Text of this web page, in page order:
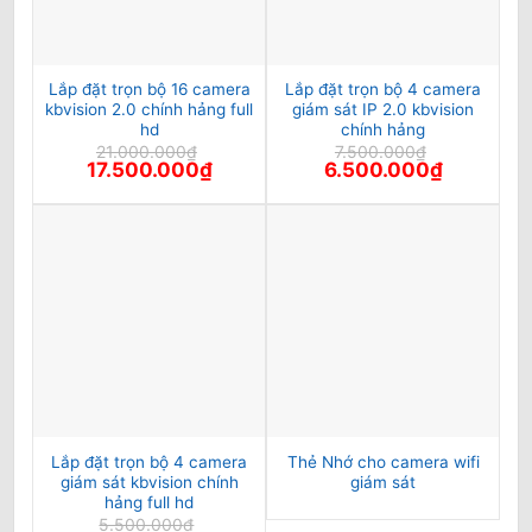
Lắp đặt trọn bộ 16 camera
kbvision 2.0 chính hảng full
hd
21.000.000₫
Giá
gốc
là:
17.500.000₫Giá
hiện
tại
Lắp đặt trọn bộ 4 camera
giám sát IP 2.0 kbvision
chính hảng
7.500.000₫
Giá
gốc
là:
6.500.000₫Giá
hiện
tại
Lắp đặt trọn bộ 4 camera
giám sát kbvision chính
hảng full hd
5.500.000₫
Thẻ Nhớ cho camera wifi
giám sát